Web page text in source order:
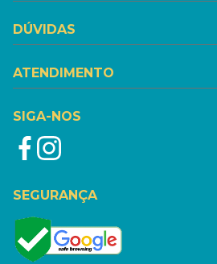
DÚVIDAS
ATENDIMENTO
SIGA-NOS
SEGURANÇA